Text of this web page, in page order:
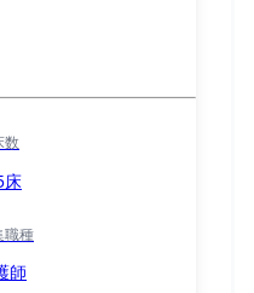
数
床
職種
師